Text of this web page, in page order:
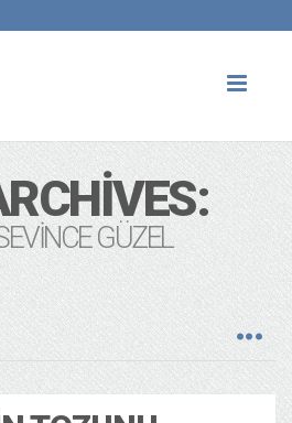
GÜZEL